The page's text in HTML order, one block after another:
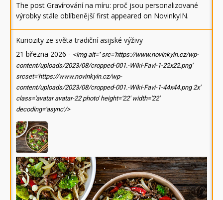
The post Gravírování na míru: proč jsou personalizované
výrobky stále oblíbenějšífirst appeared on NovinkyIN.
Kuriozity ze světa tradiční asijské výživy
21 března 2026 - <img alt='' src='https://www.novinkyin.cz/wp-
content/uploads/2023/08/cropped-001.-Wiki-Favi-1-22x22.png'
srcset='https://www.novinkyin.cz/wp-
content/uploads/2023/08/cropped-001.-Wiki-Favi-1-44x44.png 2x'
class='avatar avatar-22 photo' height='22' width='22'
decoding='async'/>